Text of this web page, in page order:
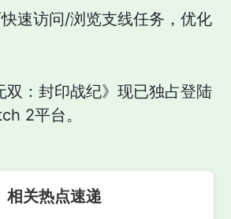
速访问/浏览支线任务，优化
双：封印战纪》现已独占登陆
2平台。
相关热点速递